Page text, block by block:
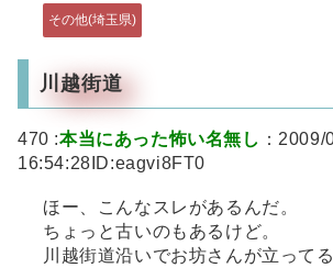
その他(埼玉県)
川越街道
470 :本当にあった怖い名無し ：
16:54:28ID:eagvi8FT0
ほー、こんなスレがあるんだ。
ちょっと古いのもあるけど。
川越街道沿いでお坊さんが立って